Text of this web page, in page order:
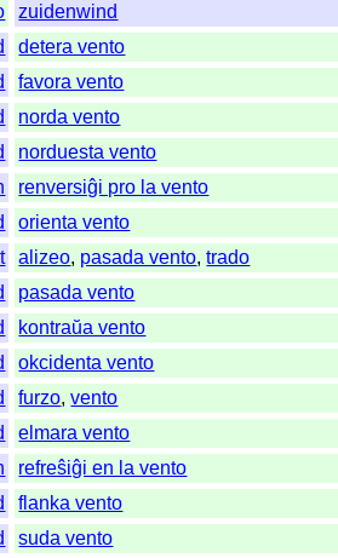
zuidenwind
detera vento
favora vento
norda vento
norduesta vento
renversiĝi pro la vento
orienta vento
alizeo, pasada vento,trado
pasada vento
kontraŭa vento
okcidenta vento
furzo,vento
elmara vento
refreŝiĝi en la vento
flanka vento
suda vento